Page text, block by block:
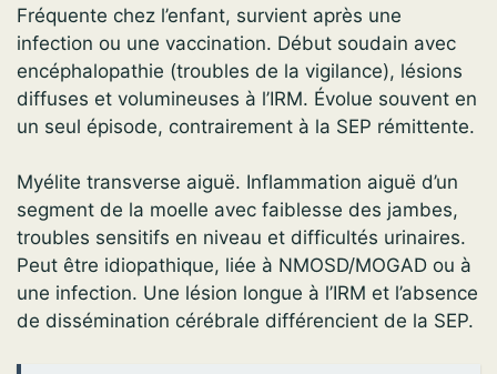
Fréquente chez l’enfant, survient après une
infection ou une vaccination. Début soudain avec
encéphalopathie (troubles de la vigilance), lésions
diffuses et volumineuses à l’IRM. Évolue souvent en
un seul épisode, contrairement à la SEP rémittente.
Myélite transverse aiguë. Inflammation aiguë d’un
segment de la moelle avec faiblesse des jambes,
troubles sensitifs en niveau et difficultés urinaires.
Peut être idiopathique, liée à NMOSD/MOGAD ou à
une infection. Une lésion longue à l’IRM et l’absence
de dissémination cérébrale différencient de la SEP.